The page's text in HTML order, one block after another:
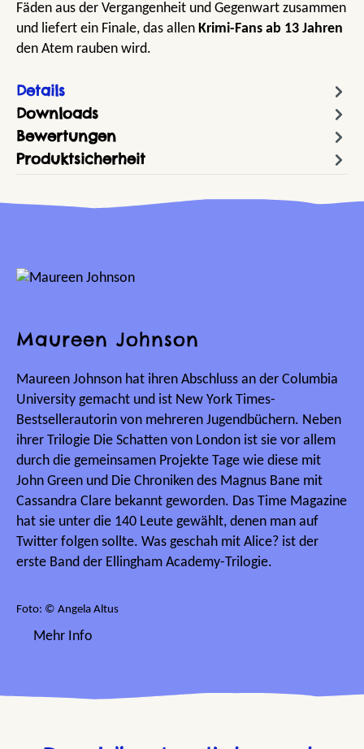
Fäden aus der Vergangenheit und Gegenwart zusammen
und liefert ein Finale, das allen Krimi-Fans ab 13 Jahren
den Atem rauben wird.
Details
Downloads
Bewertungen
Produktsicherheit
Maureen Johnson
Maureen Johnson hat ihren Abschluss an der Columbia
University gemacht und ist New York Times-
Bestsellerautorin von mehreren Jugendbüchern. Neben
ihrer Trilogie Die Schatten von London ist sie vor allem
durch die gemeinsamen Projekte Tage wie diese mit
John Green und Die Chroniken des Magnus Bane mit
Cassandra Clare bekannt geworden. Das Time Magazine
hat sie unter die 140 Leute gewählt, denen man auf
Twitter folgen sollte. Was geschah mit Alice? ist der
erste Band der Ellingham Academy-Trilogie.
Foto: © Angela Altus
Mehr Info